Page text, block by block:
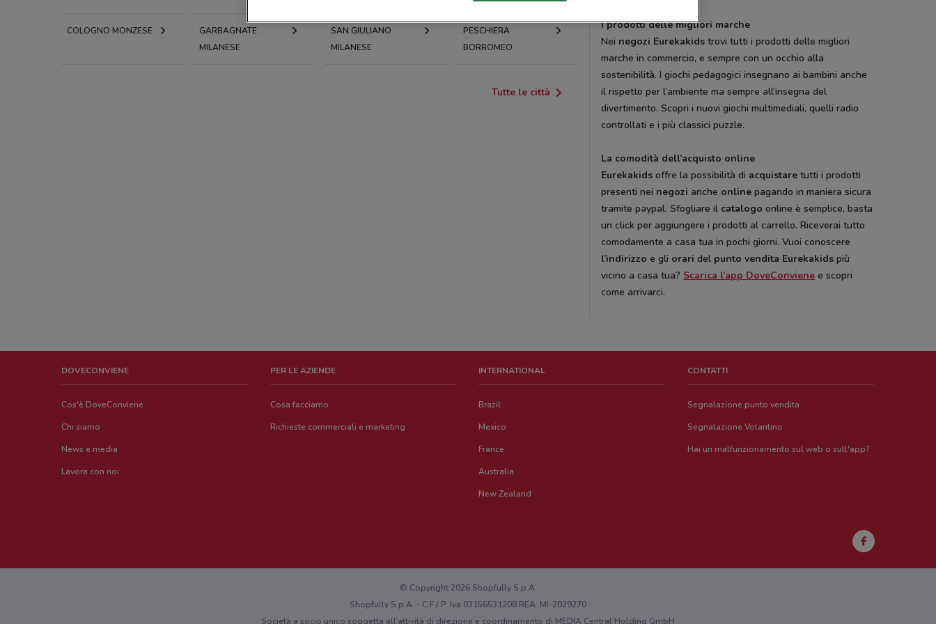
COLOGNO MONZESE
GARBAGNATE
MILANESE
SAN GIULIANO
MILANESE
PESCHIERA
BORROMEO
Tutte le città
I prodotti delle migliori marche
Nei negozi Eurekakids trovi tutti i prodotti delle migliori
marche in commercio, e sempre con un occhio alla
sostenibilità. I giochi pedagogici insegnano ai bambini anche
il rispetto per l’ambiente ma sempre all’insegna del
divertimento. Scopri i nuovi giochi multimediali, quelli radio
controllati e i più classici puzzle.
La comodità dell’acquisto online
Eurekakids offre la possibilità di acquistare tutti i prodotti
presenti nei negozi anche online pagando in maniera sicura
tramite paypal. Sfogliare il catalogo online è semplice, basta
un click per aggiungere i prodotti al carrello. Riceverai tutto
comodamente a casa tua in pochi giorni. Vuoi conoscere
l’indirizzo e gli orari del punto vendita Eurekakids più
vicino a casa tua? Scarica l’app DoveConviene e scopri
come arrivarci.
DOVECONVIENE
Cos'è DoveConviene
Chi siamo
News e media
Lavora con noi
PER LE AZIENDE
Cosa facciamo
Richieste commerciali e marketing
INTERNATIONAL
Brazil
Mexico
France
Australia
New Zealand
CONTATTI
Segnalazione punto vendita
Segnalazione Volantino
Hai un malfunzionamento sul web o sull'app?
© Copyright 2026 Shopfully S.p.A.
Shopfully S.p.A. - C.F / P. Iva 03156531208 REA: MI-2029270
Società a socio unico soggetta all’attività di direzione e coordinamento di MEDIA Central Holding GmbH